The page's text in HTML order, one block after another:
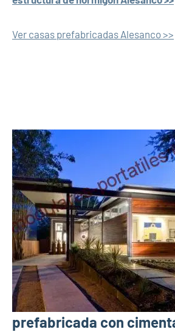
Ver casas prefabricadas Alesanco >>
prefabricada con